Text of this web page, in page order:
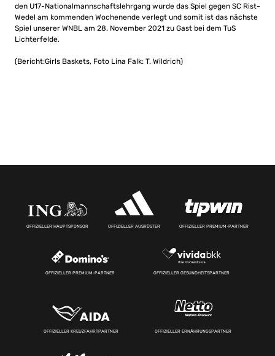
den U17-Nationalmannschaftslehrgang wurde das Spiel gegen SC Rist-
Wedel am kommenden Wochenende verlegt und somit ist das nächste
Spiel unserer WNBL am 28. November 2021 zu Gast bei dem TuS
Lichterfelde.
(Bericht:Girls Baskets, Foto Lina Falk: T. Wildrich)
OFFIZIELLER HAUPTSPONSOR OFFIZIELLER AUSRÜSTER OFFIZIELLER PREMIUM-PARTNER
OFFIZIELLER PREMIUM-PARTNER OFFIZIELLER GESUNDHEITSPARTNER
OFFIZIELLER KREUZFAHRTPARTNER OFFIZIELLER ERNÄHRUNGSPARTNER